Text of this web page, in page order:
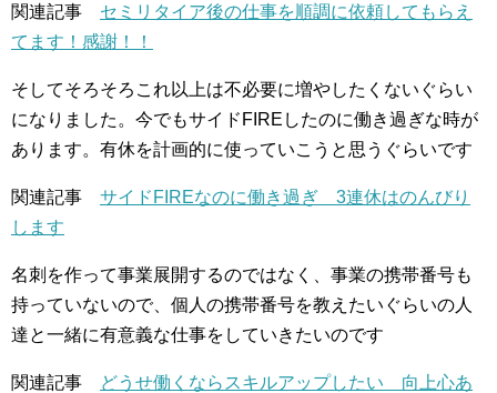
関連記事 セミリタイア後の仕事を順調に依頼してもらえ
てます！感謝！！
そしてそろそろこれ以上は不必要に増やしたくないぐらい
になりました。今でもサイドFIREしたのに働き過ぎな時が
あります。有休を計画的に使っていこうと思うぐらいです
関連記事 サイドFIREなのに働き過ぎ 3連休はのんびり
します
名刺を作って事業展開するのではなく、事業の携帯番号も
持っていないので、個人の携帯番号を教えたいぐらいの人
達と一緒に有意義な仕事をしていきたいのです
関連記事
どうせ働くならスキルアップしたい 向上心あ